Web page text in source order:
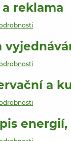
reklama
a